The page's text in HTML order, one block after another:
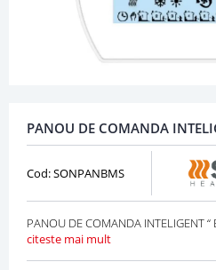
PANOU DE COMANDA
Cod: SONPANBMS
PANOU DE COMANDA INTELIGENT “
citeste mai mult